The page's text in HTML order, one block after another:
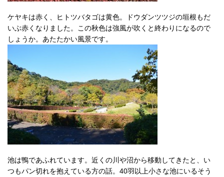
ケヤキは赤く、ヒトツバタゴは黄色。ドウダンツツジの垣根もだ
いぶ赤くなりました。この秋色は強風が吹くと終わりになるので
しょうか。あたたかい風景です。
池は鴨であふれています。近くの川や沼から移動してきたと、い
つもパン切れを抱えている方の話。40羽以上小さな池にいるそう